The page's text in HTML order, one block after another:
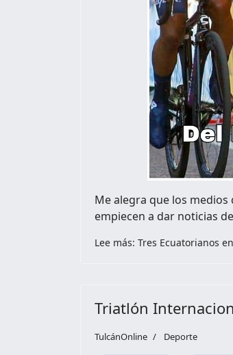
Me alegra que los
empiecen a dar noticias
Lee más: Tres Ecuatorianos
Triatlón
TulcánOnline Deporte